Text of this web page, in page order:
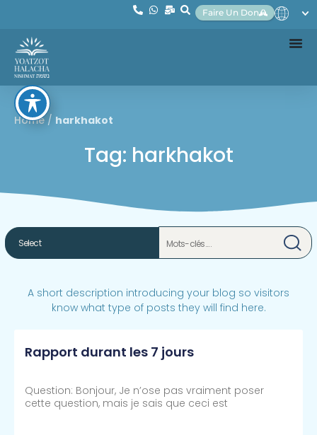
Faire Un Don
Home/ harkhakot
Tag: harkhakot
A short description introducing your blog so visitors
know what type of posts they will find here.
Rapport durant les 7 jours
Question: Bonjour, Je n’ose pas vraiment poser
cette question, mais je sais que ceci est